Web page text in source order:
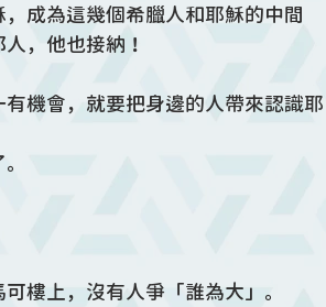
成為這幾個希臘人和耶穌的中間
，他也接納！
機會，就要把身邊的人帶來認識耶
樓上，沒有人爭「誰為大」。